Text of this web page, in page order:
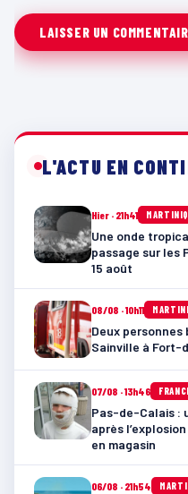
L'ACTU EN
Hier · 21h41
Une onde
passage sur les
15 août
08/08 · 10h11
Deux
Sainville à Fort-
07/08 · 13h46
Pas-de-Calais :
après
en magasin
06/08 · 21h54